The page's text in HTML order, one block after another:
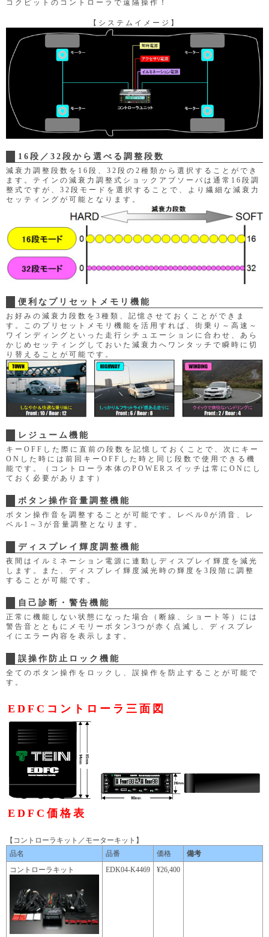
コクピットのコントローラで遠隔操作！
【システムイメージ】
16段／32段から選べる調整段数
減衰力調整段数を16段、32段の2種類から選択することができ
ます。テインの減衰力調整式ショックアブソーバは通常16段調
整式ですが、32段モードを選択することで、より繊細な減衰力
セッティングが可能となります。
便利なプリセットメモリ機能
お好みの減衰力段数を3種類、記憶させておくことができま
す。このプリセットメモリ機能を活用すれば、街乗り～高速～
ワインディングといった走行シチュエーションに合わせ、あら
かじめセッティングしておいた減衰力へワンタッチで瞬時に切
り替えることが可能です。
レジューム機能
キーOFFした際に直前の段数を記憶しておくことで、次にキー
ONした時には前回キーOFFした時と同じ段数で使用できる機
能です。（コントローラ本体のPOWERスイッチは常にONにし
ておく必要があります）
ボタン操作音量調整機能
ボタン操作音を調整することが可能です。レベル0が消音、レ
ベル1～3が音量調整となります。
ディスプレイ輝度調整機能
夜間はイルミネーション電源に連動しディスプレイ輝度を減光
します。また、ディスプレイ輝度減光時の輝度を3段階に調整
することが可能です。
自己診断・警告機能
正常に機能しない状態になった場合（断線、ショート等）には
警告音とともにメモリーボタン3つが赤く点滅し、ディスプレ
イにエラー内容を表示します。
誤操作防止ロック機能
全てのボタン操作をロックし、誤操作を防止することが可能で
す。
EDFCコントローラ三面図
EDFC価格表
【コントローラキット／モーターキット】
品名
品番 価格
備考
コントローラキット
EDK04-K4469 ¥26,400